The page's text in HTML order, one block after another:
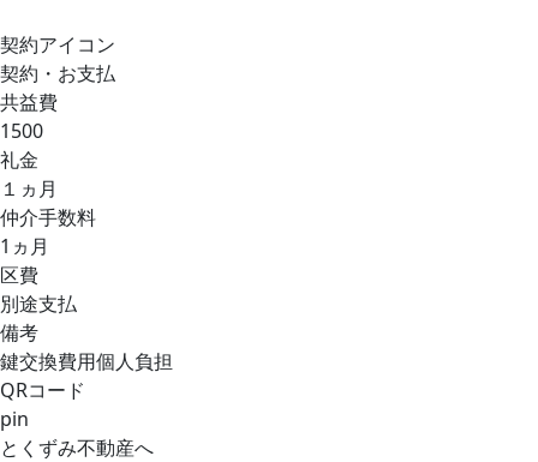
契約アイコン
契約・お支払
共益費
1500
礼金
１ヵ月
仲介手数料
1ヵ月
区費
別途支払
備考
鍵交換費用個人負担
QRコード
pin
とくずみ不動産へ